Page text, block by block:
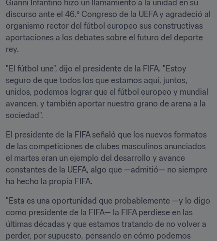
Gianni Infantino hizo un llamamiento a la unidad en su
discurso ante el 46.º Congreso de la UEFA y agradeció al
organismo rector del fútbol europeo sus constructivas
aportaciones a los debates sobre el futuro del deporte
rey.
"El fútbol une", dijo el presidente de la FIFA. "Estoy
seguro de que todos los que estamos aquí, juntos,
unidos, podemos lograr que el fútbol europeo y mundial
avancen, y también aportar nuestro grano de arena a la
sociedad".
El presidente de la FIFA señaló que los nuevos formatos
de las competiciones de clubes masculinos anunciados
el martes eran un ejemplo del desarrollo y avance
constantes de la UEFA, algo que —admitió— no siempre
ha hecho la propia FIFA.
"Esta es una oportunidad que probablemente —y lo digo
como presidente de la FIFA— la FIFA perdiese en las
últimas décadas y que estamos tratando de no volver a
perder, por supuesto, pensando en cómo podemos